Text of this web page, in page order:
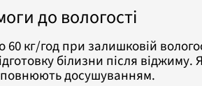
до вологості
60 кг/год при залишковій
білизни після
досушуванням.